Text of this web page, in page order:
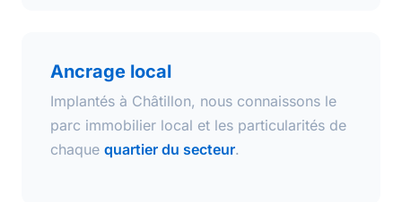
Ancrage local
Implantés à Châtillon, nous connaissons le
parc immobilier local et les particularités de
chaque quartier du secteur.